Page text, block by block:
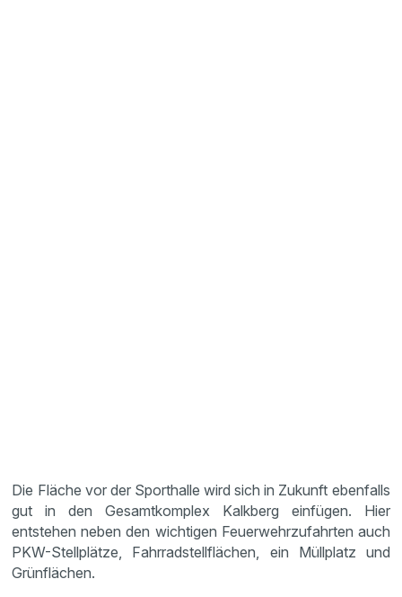
Die Fläche vor der Sporthalle wird sich in Zukunft ebenfalls
gut in den Gesamtkomplex Kalkberg einfügen. Hier
entstehen neben den wichtigen Feuerwehrzufahrten auch
PKW-Stellplätze, Fahrradstellflächen, ein Müllplatz und
Grünflächen.